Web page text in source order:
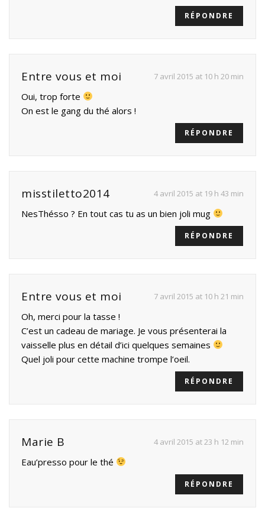
RÉPONDRE
Entre vous et moi 7 avril 2015 at 10 h 20 min
Oui, trop forte
On est le gang du thé alors !
RÉPONDRE
misstiletto2014 4 avril 2015 at 19 h 43 min
NesThésso ? En tout cas tu as un bien joli mug
RÉPONDRE
Entre vous et moi 7 avril 2015 at 10 h 21 min
Oh, merci pour la tasse !
C’est un cadeau de mariage. Je vous présenterai la
vaisselle plus en détail d’ici quelques semaines
Quel joli pour cette machine trompe l’oeil.
RÉPONDRE
Marie B 4 avril 2015 at 23 h 12 min
Eau’presso pour le thé
RÉPONDRE